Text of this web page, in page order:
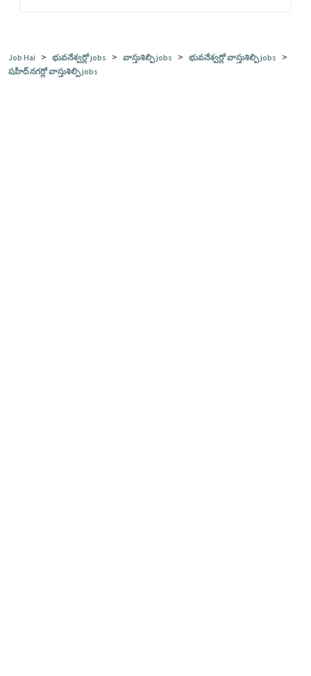
Job Hai > భువనేశ్వర్లో jobs > వాస్తుశిల్పి jobs > భువనేశ్వర్లో వాస్తుశిల్పి jobs >
షహీద్ నగర్లో వాస్తుశిల్పి jobs